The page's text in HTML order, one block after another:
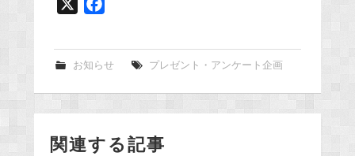
e
k
お知らせ プレゼント・アンケート企画
関連する記事